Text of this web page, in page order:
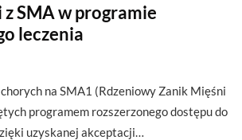
SMA w programie
leczenia
na SMA1 (Rdzeniowy Zanik Mięśni
programem rozszerzonego dostępu do
uzyskanej akceptacji…